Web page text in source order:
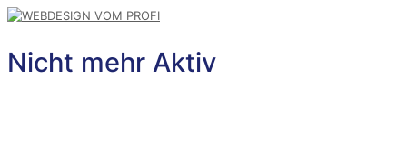
Nicht mehr Aktiv